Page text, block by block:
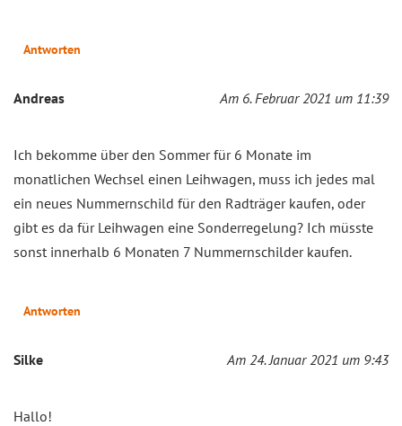
Antworten
Andreas Am 6. Februar 2021 um 11:39
Ich bekomme über den Sommer für 6 Monate im
monatlichen Wechsel einen Leihwagen, muss ich jedes mal
ein neues Nummernschild für den Radträger kaufen, oder
gibt es da für Leihwagen eine Sonderregelung? Ich müsste
sonst innerhalb 6 Monaten 7 Nummernschilder kaufen.
Antworten
Silke Am 24. Januar 2021 um 9:43
Hallo!